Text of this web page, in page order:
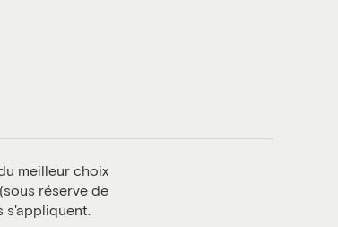
meilleur choix
réserve de
s'appliquent.